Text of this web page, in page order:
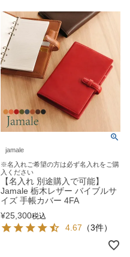
jamale
※名入れご希望の方は必ず名入れをご購
入ください
【名入れ 別途購入で可能】
Jamale 栃木レザー バイブルサ
イズ 手帳カバー 4FA
¥25,300税込
4.67 （3件）